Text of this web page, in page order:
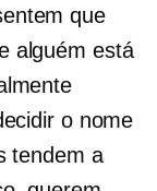
que
alguém está
o nome
tendem a